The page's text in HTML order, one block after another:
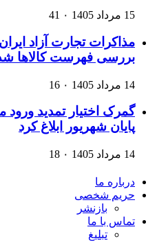
15 مرداد 1405 ۰ 41
مذاکرات تجارت آزاد
بررسی فهرست کالاها
14 مرداد 1405 ۰ 16
گمرک اختیار تمدید ورود
پایان شهریور ابلاغ کرد
14 مرداد 1405 ۰ 18
درباره ما
حریم شخصی
بازنشر
تماس با ما
تبلیغ